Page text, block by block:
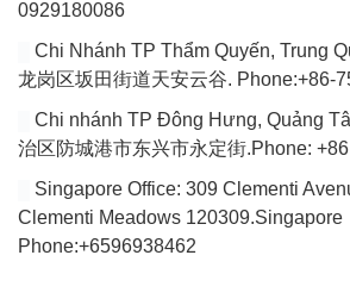
0929180086
Chi Nhánh TP Thẩm Quyến, Trung
龙岗区坂田街道天安云谷. Phone:+86-
Chi nhánh TP Đông Hưng, Quảng
治区防城港市东兴市永定街.Phone:
Singapore Office: 309 Clementi
Clementi Meadows 120309.Singapore
Phone:+6596938462